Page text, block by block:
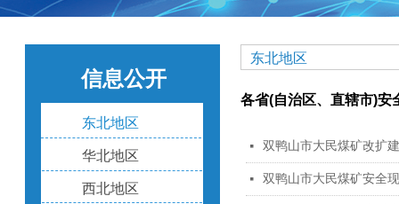
东北地区
各省(自治区、直辖市)安
信息公开
东北地区
华北地区
西北地区
넷 双鸭山市大民煤矿改扩
넷 双鸭山市大民煤矿安全